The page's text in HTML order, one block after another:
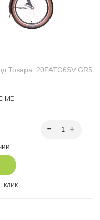
Товара: 20FATG6SV.GR5
КЛИК